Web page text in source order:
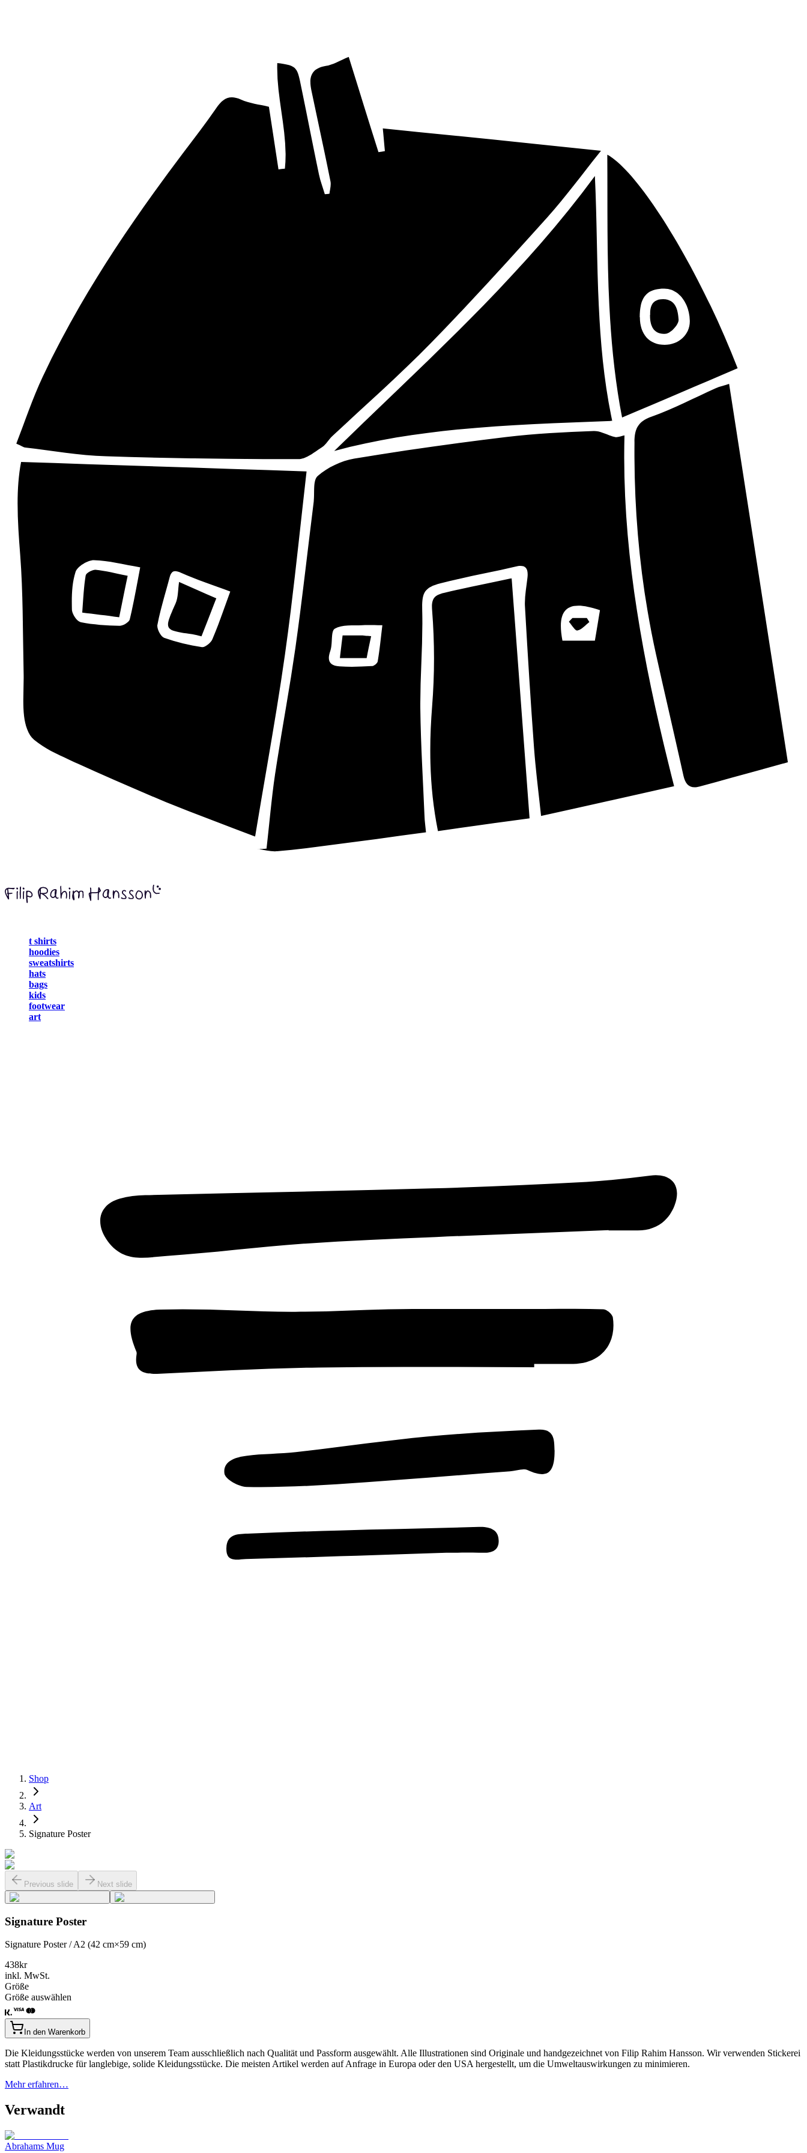
t shirts
hoodies
sweatshirts
hats
bags
kids
footwear
art
Shop
Art
Signature Poster
Previous slide Next slide
Signature Poster
Signature Poster / A2 (42 cm×59 cm)
438kr
inkl. MwSt.
Größe
Größe auswählen
In den Warenkorb
Die Kleidungsstücke werden von unserem Team ausschließlich nach Qualität und Passform ausgewählt. Alle Illustrationen sind Originale und handgezeichnet von Filip Rahim Hansson. Wir verwenden Stickerei
statt Plastikdrucke für langlebige, solide Kleidungsstücke. Die meisten Artikel werden auf Anfrage in Europa oder den USA hergestellt, um die Umweltauswirkungen zu minimieren.
Mehr erfahren…
Verwandt
Abrahams Mug